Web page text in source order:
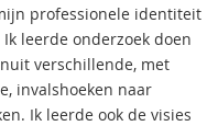
professionele identiteit
leerde onderzoek doen
verschillende, met
invalshoeken naar
Ik leerde ook de visies